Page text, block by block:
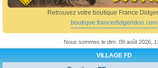
Retrouvez votre boutique France
boutique.francedidgeridoo.com
Nous sommes le dim. 09 août 2026,
VILLAGE FD